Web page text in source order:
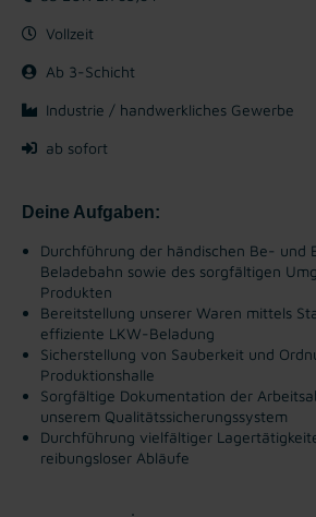
Vollzeit
Ab 3-Schicht
Industrie / handwerkliches Gewerbe
ab sofort
Deine Aufgaben:
Durchführung der händischen Be- und
Beladebahn sowie des sorgfältigen
Produkten
Bereitstellung unserer Waren mittels
effiziente LKW-Beladung
Sicherstellung von Sauberkeit und
Produktionshalle
Sorgfältige Dokumentation der
unserem Qualitätssicherungssystem
Durchführung vielfältiger
reibungsloser Abläufe